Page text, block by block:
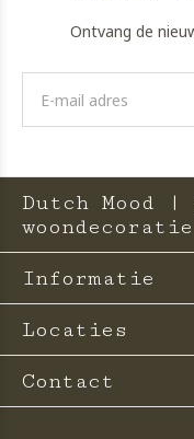
Ontvang de
Dutch Mood
woondecoratie
Informatie
Locaties
Contact